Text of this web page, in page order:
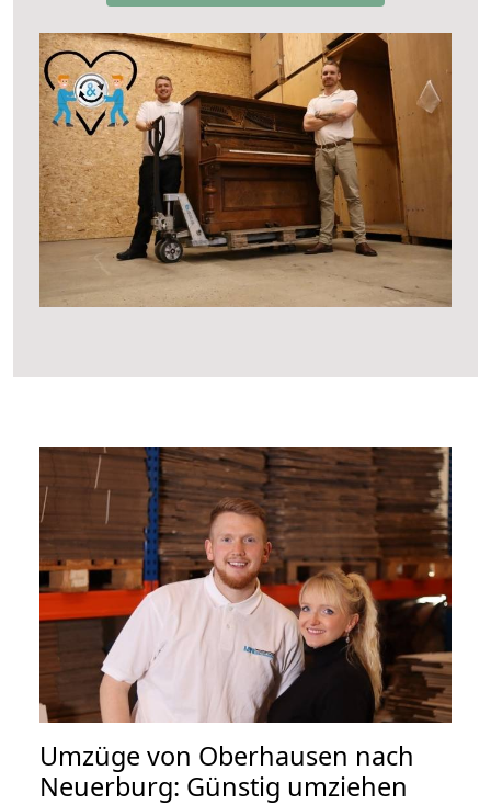
Umzüge von Oberhausen nach
Neuerburg: Günstig umziehen